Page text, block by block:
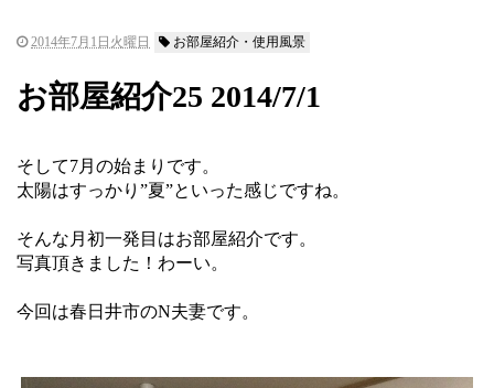
2014年7月1日火曜日 お部屋紹介・使用風景
お部屋紹介25 2014/7/1
そして7月の始まりです。
太陽はすっかり”夏”といった感じですね。
そんな月初一発目はお部屋紹介です。
写真頂きました！わーい。
今回は春日井市のN夫妻です。